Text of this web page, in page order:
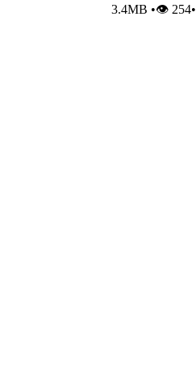
•
3.4MB •👁 254